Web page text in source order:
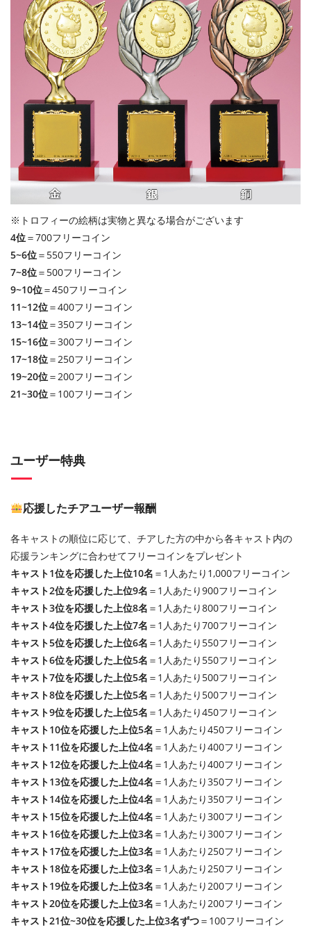
※トロフィーの絵柄は実物と異なる場合がございます
4位＝700フリーコイン
5~6位＝550フリーコイン
7~8位＝500フリーコイン
9~10位＝450フリーコイン
11~12位＝400フリーコイン
13~14位＝350フリーコイン
15~16位＝300フリーコイン
17~18位＝250フリーコイン
19~20位＝200フリーコイン
21~30位＝100フリーコイン
ユーザー特典
応援したチアユーザー報酬
各キャストの順位に応じて、チアした方の中から各キャスト内の
応援ランキングに合わせてフリーコインをプレゼント
キャスト1位を応援した上位10名 ＝1人あたり1,000フリーコイン
キャスト2位を応援した上位9名 ＝1人あたり900フリーコイン
キャスト3位を応援した上位8名 ＝1人あたり800フリーコイン
キャスト4位を応援した上位7名 ＝1人あたり700フリーコイン
キャスト5位を応援した上位6名 ＝1人あたり550フリーコイン
キャスト6位を応援した上位5名 ＝1人あたり550フリーコイン
キャスト7位を応援した上位5名 ＝1人あたり500フリーコイン
キャスト8位を応援した上位5名 ＝1人あたり500フリーコイン
キャスト9位を応援した上位5名 ＝1人あたり450フリーコイン
キャスト10位を応援した上位5名 ＝1人あたり450フリーコイン
キャスト11位を応援した上位4名 ＝1人あたり400フリーコイン
キャスト12位を応援した上位4名 ＝1人あたり400フリーコイン
キャスト13位を応援した上位4名 ＝1人あたり350フリーコイン
キャスト14位を応援した上位4名 ＝1人あたり350フリーコイン
キャスト15位を応援した上位4名 ＝1人あたり300フリーコイン
キャスト16位を応援した上位3名 ＝1人あたり300フリーコイン
キャスト17位を応援した上位3名 ＝1人あたり250フリーコイン
キャスト18位を応援した上位3名 ＝1人あたり250フリーコイン
キャスト19位を応援した上位3名 ＝1人あたり200フリーコイン
キャスト20位を応援した上位3名 ＝1人あたり200フリーコイン
キャスト21位~30位を応援した上位3名ずつ＝100フリーコイン